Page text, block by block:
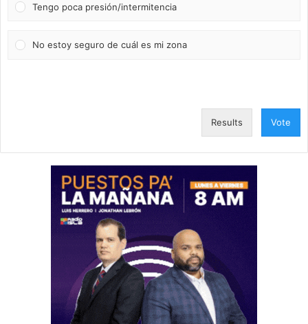
Tengo poca presión/intermitencia
No estoy seguro de cuál es mi zona
Results Vote